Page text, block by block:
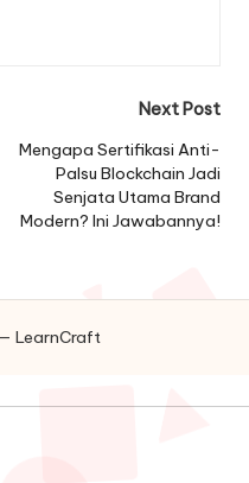
Next Post
Mengapa Sertifikasi Anti-
Palsu Blockchain Jadi
Senjata Utama Brand
Modern? Ini Jawabannya!
LearnCraft